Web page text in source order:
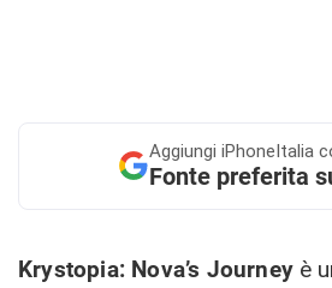
Aggiungi iPhoneItalia
Fonte preferita
Krystopia: Nova’s Journey è